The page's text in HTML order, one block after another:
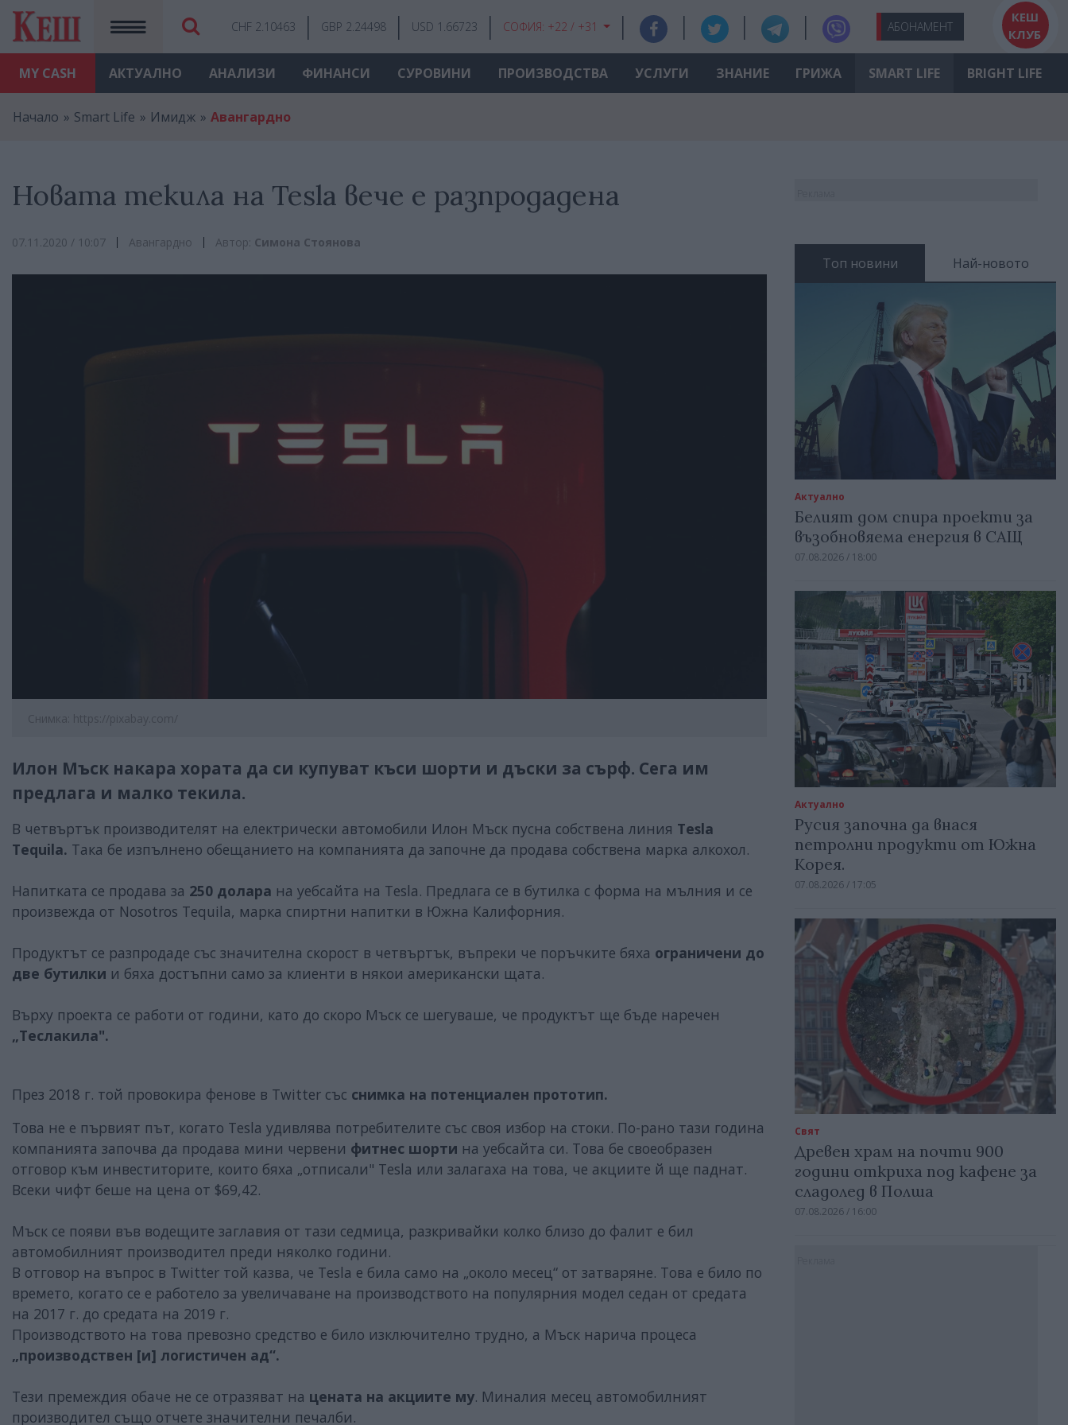
MY CASH
CHF 2.10463 GBP 2.24498 USD 1.66723 СОФИЯ: +22 / +31 АБОНАМЕНТ
КЕШ
КЛУБ
АКТУАЛНО АНАЛИЗИ ФИНАНСИ СУРОВИНИ ПРОИЗВОДСТВА УСЛУГИ ЗНАНИЕ ГРИЖА SMART LIFE BRIGHT LIFE
Начало Smart Life Имидж Авангардно
Новата текила на Tesla вече е разпродадена
07.11.2020 / 10:07 Авангардно Автор: Симона Стоянова
Снимка: https://pixabay.com/
Илон Мъск накара хората да си купуват къси шорти и дъски за сърф. Сега им
предлага и малко текила.
В четвъртък производителят на електрически автомобили Илон Мъск пусна собствена линия Tesla
Tequila. Така бе изпълнено обещанието на компанията да започне да продава собствена марка алкохол.
Напитката се продава за 250 долара на уебсайта на Tesla. Предлага се в бутилка с форма на мълния и се
произвежда от Nosotros Tequila, марка спиртни напитки в Южна Калифорния.
Продуктът се разпродаде със значителна скорост в четвъртък, въпреки че поръчките бяха ограничени до
две бутилки и бяха достъпни само за клиенти в някои американски щата.
Върху проекта се работи от години, като до скоро Мъск се шегуваше, че продуктът ще бъде наречен
„Теслакила".
През 2018 г. той провокира фенове в Twitter със снимка на потенциален прототип.
Това не е първият път, когато Tesla удивлява потребителите със своя избор на стоки. По-рано тази година
компанията започва да продава мини червени фитнес шорти на уебсайта си. Това бе своеобразен
отговор към инвеститорите, които бяха „отписали" Tesla или залагаха на това, че акциите й ще паднат.
Всеки чифт беше на цена от $69,42.
Мъск се появи във водещите заглавия от тази седмица, разкривайки колко близо до фалит е бил
автомобилният производител преди няколко години.
В отговор на въпрос в Twitter той казва, че Tesla е била само на „около месец“ от затваряне. Това е било по
времето, когато се е работело за увеличаване на производството на популярния модел седан от средата
на 2017 г. до средата на 2019 г.
Производството на това превозно средство е било изключително трудно, а Мъск нарича процеса
„производствен [и] логистичен ад“.
Тези премеждия обаче не се отразяват на цената на акциите му. Миналия месец автомобилният
производител също отчете значителни печалби.
Топ новини Най-новото
Актуално
Белият дом спира проекти за
възобновяема енергия в САЩ
07.08.2026 / 18:00
Актуално
Русия започна да внася
петролни продукти от Южна
Корея.
07.08.2026 / 17:05
Свят
Древен храм на почти 900
години откриха под кафене за
сладолед в Полша
07.08.2026 / 16:00